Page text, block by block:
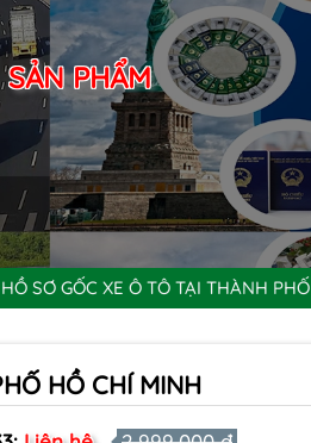
SẢN PHẨM
SƠ GỐC XE Ô TÔ TẠI THÀNH
HỒ CHÍ MINH